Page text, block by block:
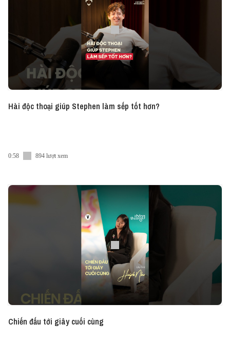
Hài độc thoại giúp Stephen làm sếp tốt hơn?
0:58 894 lượt xem
Chiến đấu tới giây cuối cùng